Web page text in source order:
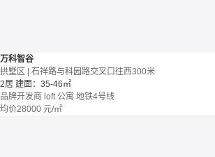
万科智谷
拱墅区 | 石祥路与科园路交叉口往西300米
2居 建面：35-46㎡
品牌开发商 loft 公寓 地铁4号线
均价28000 元/㎡